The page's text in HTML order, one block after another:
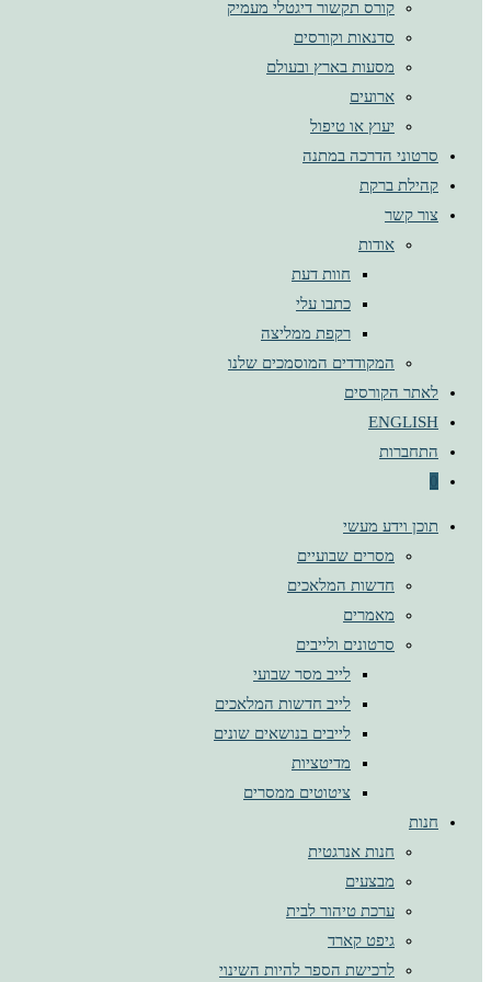
קורס תקשור דיגטלי מעמיק
סדנאות וקורסים
מסעות בארץ ובעולם
ארועים
יעוץ או טיפול
סרטוני הדרכה במתנה
קהילת ברקת
צור קשר
אודות
חוות דעת
כתבו עלי
רקפת ממליצה
המקודדים המוסמכים שלנו
לאתר הקורסים
ENGLISH
התחברות
תוכן וידע מעשי
מסרים שבועיים
חדשות המלאכים
מאמרים
סרטונים ולייבים
לייב מסר שבועי
לייב חדשות המלאכים
לייבים בנושאים שונים
מדיטציות
ציטוטים ממסרים
חנות
חנות אנרגטית
מבצעים
ערכת טיהור לבית
גיפט קארד
לרכישת הספר להיות השינוי